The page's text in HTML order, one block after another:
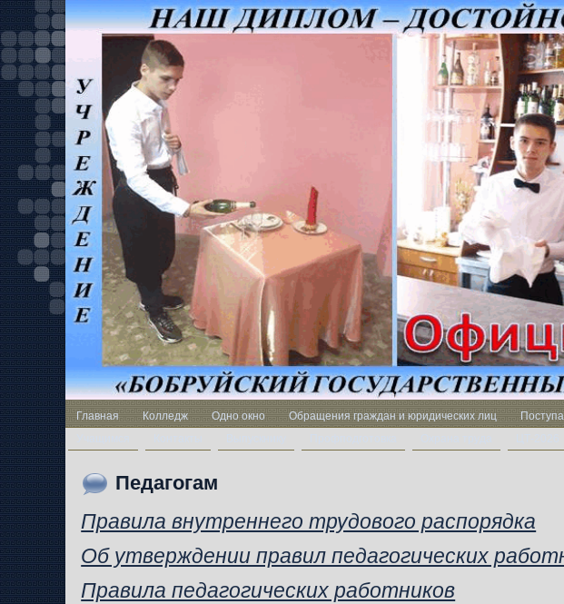
Главная Колледж Одно окно Обращения граждан и юридических лиц
Педагогам
Правила внутреннего трудового распорядка
Об утверждении правил педагогических
Правила педагогических работников